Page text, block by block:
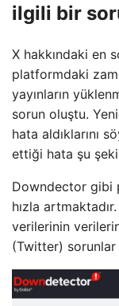
ilgili bir
X hakkındaki en
platformdaki
yayınların
sorun oluştu.
hata aldıklarını
ettiği hata şu
Downdector gibi
hızla
verilerinin
(Twitter)